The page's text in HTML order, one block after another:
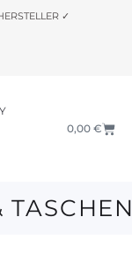
✓
0,00€
TASCHEN